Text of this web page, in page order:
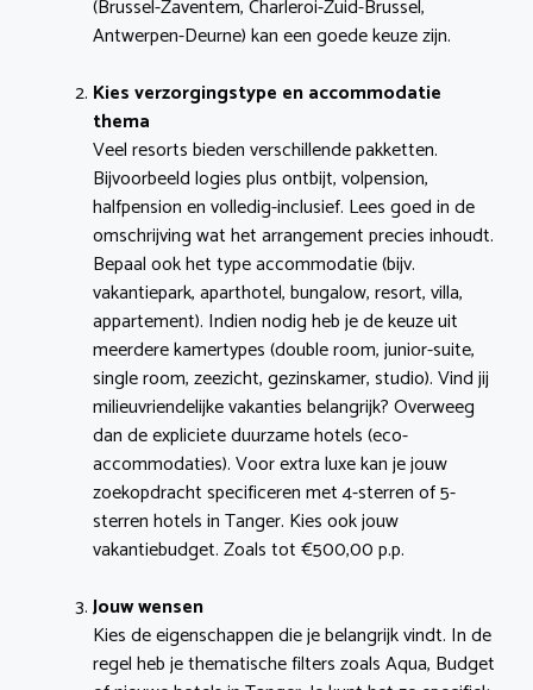
(Brussel-Zaventem, Charleroi-Zuid-Brussel,
Antwerpen-Deurne) kan een goede keuze zijn.
Kies verzorgingstype en accommodatie
thema
Veel resorts bieden verschillende pakketten.
Bijvoorbeeld logies plus ontbijt, volpension,
halfpension en volledig-inclusief. Lees goed in de
omschrijving wat het arrangement precies inhoudt.
Bepaal ook het type accommodatie (bijv.
vakantiepark, aparthotel, bungalow, resort, villa,
appartement). Indien nodig heb je de keuze uit
meerdere kamertypes (double room, junior-suite,
single room, zeezicht, gezinskamer, studio). Vind jij
milieuvriendelijke vakanties belangrijk? Overweeg
dan de expliciete duurzame hotels (eco-
accommodaties). Voor extra luxe kan je jouw
zoekopdracht specificeren met 4-sterren of 5-
sterren hotels in Tanger. Kies ook jouw
vakantiebudget. Zoals tot €500,00 p.p.
Jouw wensen
Kies de eigenschappen die je belangrijk vindt. In de
regel heb je thematische filters zoals Aqua, Budget